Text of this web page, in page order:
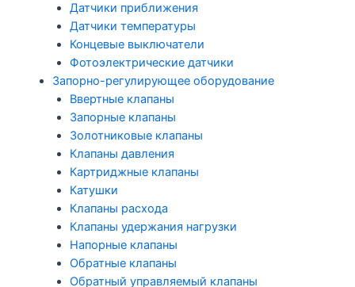
Датчики приближения
Датчики температуры
Концевые выключатели
Фотоэлектрические датчики
Запорно-регулирующее оборудование
Ввертные клапаны
Запорные клапаны
Золотниковые клапаны
Клапаны давления
Картриджные клапаны
Катушки
Клапаны расхода
Клапаны удержания нагрузки
Напорные клапаны
Обратные клапаны
Обратный управляемый клапаны